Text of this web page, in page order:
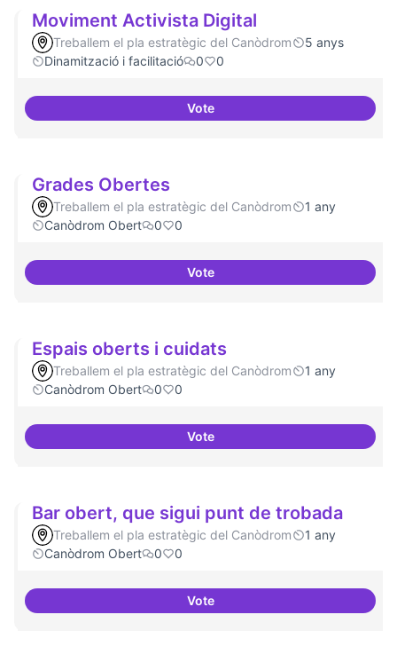
Moviment Activista Digital
Treballem el pla estratègic del Canòdrom
5 anys
Dinamització i facilitació
0 0
VoteMoviment Activista Digital
Grades Obertes
Treballem el pla estratègic del Canòdrom
1 any
Canòdrom Obert
0 0
VoteGrades Obertes
Espais oberts i cuidats
Treballem el pla estratègic del Canòdrom
1 any
Canòdrom Obert
0 0
VoteEspais oberts i cuidats
Bar obert, que sigui punt de trobada
Treballem el pla estratègic del Canòdrom
1 any
Canòdrom Obert
0 0
VoteBar obert, que sigui punt de